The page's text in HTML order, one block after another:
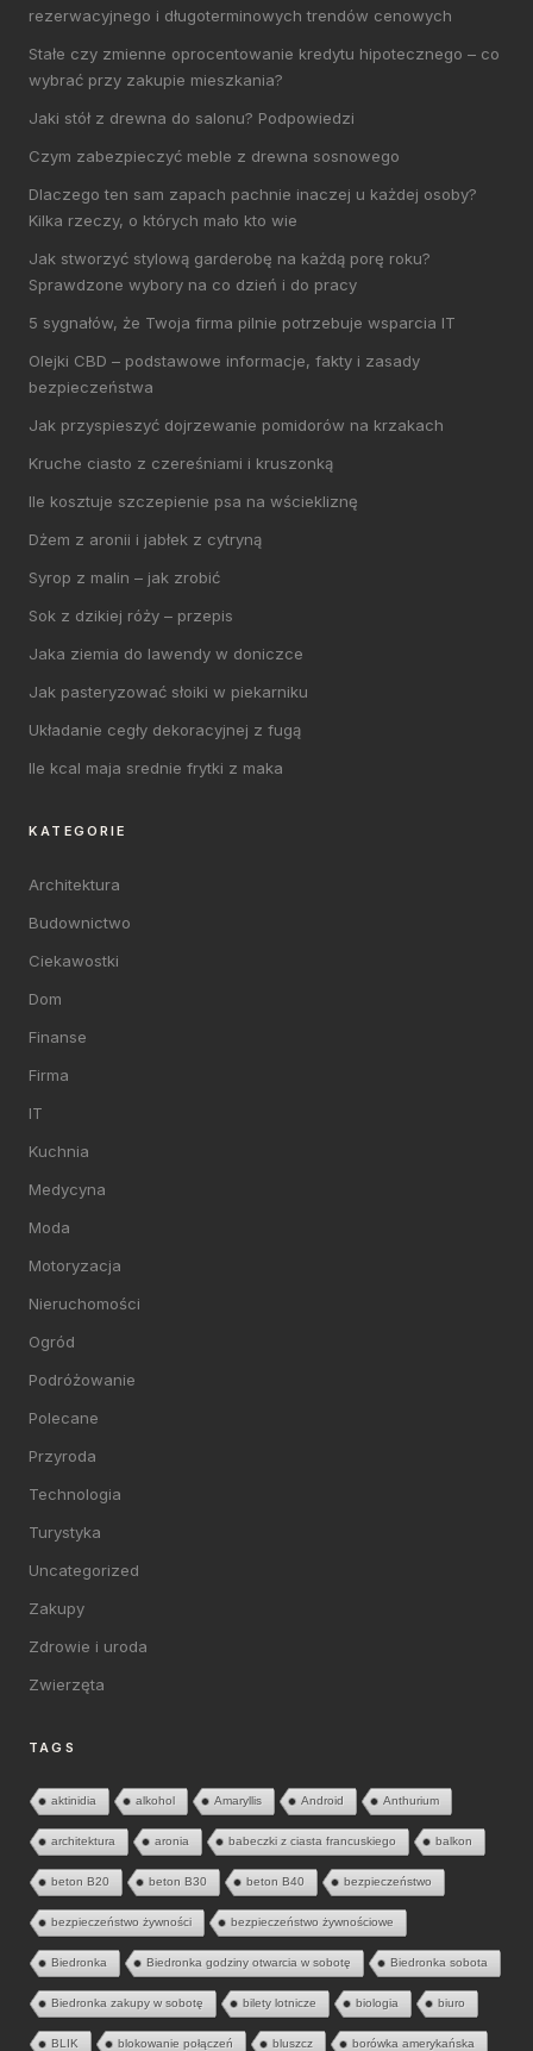
rezerwacyjnego i długoterminowych trendów cenowych
Stałe czy zmienne oprocentowanie kredytu hipotecznego – co
wybrać przy zakupie mieszkania?
Jaki stół z drewna do salonu? Podpowiedzi
Czym zabezpieczyć meble z drewna sosnowego
Dlaczego ten sam zapach pachnie inaczej u każdej osoby?
Kilka rzeczy, o których mało kto wie
Jak stworzyć stylową garderobę na każdą porę roku?
Sprawdzone wybory na co dzień i do pracy
5 sygnałów, że Twoja firma pilnie potrzebuje wsparcia IT
Olejki CBD – podstawowe informacje, fakty i zasady
bezpieczeństwa
Jak przyspieszyć dojrzewanie pomidorów na krzakach
Kruche ciasto z czereśniami i kruszonką
Ile kosztuje szczepienie psa na wściekliznę
Dżem z aronii i jabłek z cytryną
Syrop z malin – jak zrobić
Sok z dzikiej róży – przepis
Jaka ziemia do lawendy w doniczce
Jak pasteryzować słoiki w piekarniku
Układanie cegły dekoracyjnej z fugą
Ile kcal maja srednie frytki z maka
KATEGORIE
Architektura
Budownictwo
Ciekawostki
Dom
Finanse
Firma
IT
Kuchnia
Medycyna
Moda
Motoryzacja
Nieruchomości
Ogród
Podróżowanie
Polecane
Przyroda
Technologia
Turystyka
Uncategorized
Zakupy
Zdrowie i uroda
Zwierzęta
TAGS
aktinidia alkohol Amaryllis Android Anthurium
architektura aronia babeczki z ciasta francuskiego balkon
beton B20 beton B30 beton B40 bezpieczeństwo
bezpieczeństwo żywności bezpieczeństwo żywnościowe
Biedronka Biedronka godziny otwarcia w sobotę Biedronka sobota
Biedronka zakupy w sobotę bilety lotnicze biologia biuro
BLIK blokowanie połączeń bluszcz borówka amerykańska